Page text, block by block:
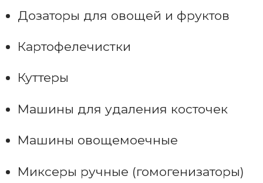
Дозаторы для овощей и фруктов
Картофелечистки
Куттеры
Машины для удаления косточек
Машины овощемоечные
Миксеры ручные (гомогенизаторы)